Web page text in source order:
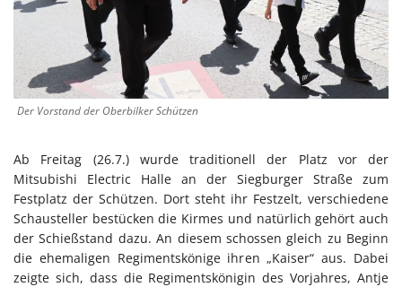
Der Vorstand der Oberbilker Schützen
Ab Freitag (26.7.) wurde traditionell der Platz vor der
Mitsubishi Electric Halle an der Siegburger Straße zum
Festplatz der Schützen. Dort steht ihr Festzelt, verschiedene
Schausteller bestücken die Kirmes und natürlich gehört auch
der Schießstand dazu. An diesem schossen gleich zu Beginn
die ehemaligen Regimentskönige ihren „Kaiser“ aus. Dabei
zeigte sich, dass die Regimentskönigin des Vorjahres, Antje